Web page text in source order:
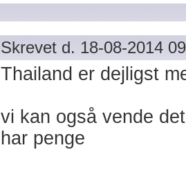
Skrevet d. 18-08-2014
Thailand er dejligst
vi kan også vende
har penge